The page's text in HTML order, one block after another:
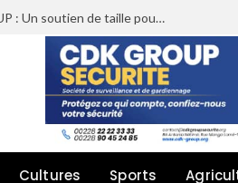
Sheyi Adebayor aux côtés de CDK GROUP : Un soutien de taille pour le concert de Joachin Migos
Cultures Sports